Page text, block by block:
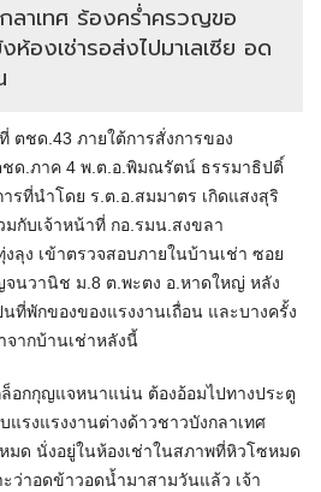
ลาเทศ ร้องคร่ำครวญขอ
องเช่ารอส่งไปมาเลเซีย อด
ตชด.43 ภายใต้การสั่งการของ
ด.ภาค 4 พ.ต.อ.พิมณรัตน์ ธรรมาธิปติ์
รที่นำโดย ร.ต.อ.สมมาตร เกิดแสงสุริ
กับเจ้าหน้าที่ กอ.รมน.สงขลา
ลุง เข้าตรวจสอบภายในบ้านเช่า ซอย
นวานิช ม.8 ต.พะตง อ.หาดใหญ่ หลัง
ที่พักของของแรงงานเถื่อน และบางครั้ง
จากบ้านเช่าหลังนี้
อกกุญแจหนาแน่น ต้องอ้อมไปทางประตู
แรงแรงงานต่างด้าวชาวบังกลาเทศ
มด นั่งอยู่ในห้องเช่าในสภาพที่หิวโซหมด
ว่าอดข้าวอดน้ำมาสามวันแล้ว เจ้า